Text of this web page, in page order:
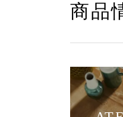
商品